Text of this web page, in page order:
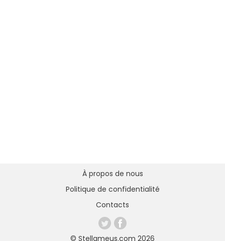
© Stellameus.com 2026
À propos de nous
Politique de confidentialité
Contacts